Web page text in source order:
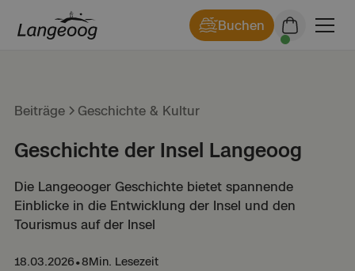
Buchen
Beiträge Geschichte & Kultur
Geschichte der Insel Langeoog
Die Langeooger Geschichte bietet spannende
Einblicke in die Entwicklung der Insel und den
Tourismus auf der Insel
18.03.2026•8Min. Lesezeit